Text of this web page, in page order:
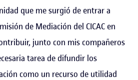
que me surgió de entrar a
de Mediación del CICAC en
junto con mis compañeros
tarea de difundir los
como un recurso de utilidad